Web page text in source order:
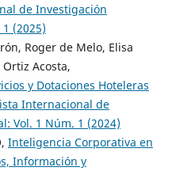
de Investigación
(2025)
Roger de Melo, Elisa
Acosta,
y Dotaciones Hoteleras
Internacional de
Vol. 1 Núm. 1 (2024)
Inteligencia Corporativa en
Información y